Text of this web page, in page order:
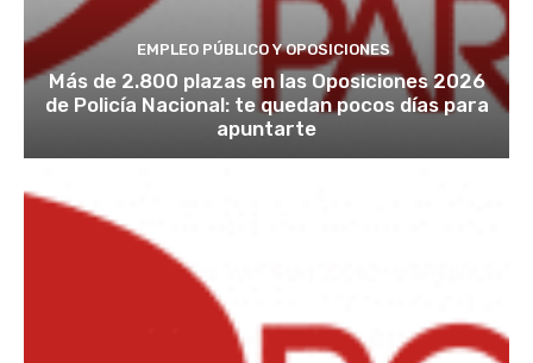
EMPLEO PÚBLICO Y OPOSICIONES
Más de 2.800 plazas en las Oposiciones 2026
de Policía Nacional: te quedan pocos días para
apuntarte